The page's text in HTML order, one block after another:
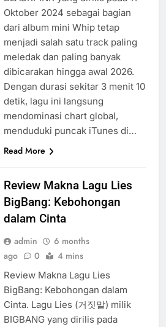
Oktober 2024 sebagai bagian
dari album mini Whip tetap
menjadi salah satu track paling
meledak dan paling banyak
dibicarakan hingga awal 2026.
Dengan durasi sekitar 3 menit 10
detik, lagu ini langsung
mendominasi chart global,
menduduki puncak iTunes di…
Read More
Review Makna Lagu Lies
BigBang: Kebohongan
dalam Cinta
admin
6 months
ago
0 4 mins
Review Makna Lagu Lies
BigBang: Kebohongan dalam
Cinta. Lagu Lies (거짓말) milik
BIGBANG yang dirilis pada